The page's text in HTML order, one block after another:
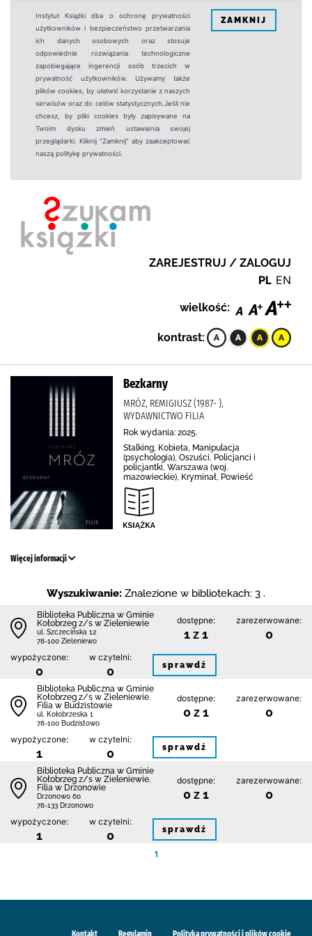
Instytut Książki dba o ochronę prywatności
użytkowników i bezpieczeństwo przetwarzania
ich danych osobowych oraz stosuje
odpowiednie rozwiązania technologiczne
zapobiegające ingerencji osób trzecich w
prywatność użytkowników. Używamy także
plików cookies, by ułatwić korzystanie z naszych
serwisów oraz do celów statystycznych.Jeśli nie
chcesz, by pliki cookies były zapisywane na
Twoim dysku zmień ustawienia swojej
przeglądarki. Kliknij "Zamknij" aby zaakceptować
naszą politykę prywatności.
ZAMKNIJ
ZAREJESTRUJ / ZALOGUJ
PL EN
wielkość:
kontrast:
Bezkarny
MRÓZ, REMIGIUSZ (1987- ),
WYDAWNICTWO FILIA
Rok wydania: 2025.
Stalking, Kobieta, Manipulacja
(psychologia), Oszuści, Policjanci i
policjantki, Warszawa (woj.
mazowieckie), Kryminał, Powieść
Więcej informacji
Wyszukiwanie: Znalezione w bibliotekach: 3 .
Biblioteka Publiczna w Gminie
Kołobrzeg z/s w Zieleniewie
ul. Szczecińska 12
78-100 Zieleniewo
dostępne:
1 z 1
zarezerwowane:
0
wypożyczone:
0
w czytelni:
0 sprawdź
Biblioteka Publiczna w Gminie
Kołobrzeg z/s w Zieleniewie.
Filia w Budzistowie
ul. Kołobrzeska 1
78-100 Budzistowo
dostępne:
0 z 1
zarezerwowane:
0
wypożyczone:
1
w czytelni:
0 sprawdź
Biblioteka Publiczna w Gminie
Kołobrzeg z/s w Zieleniewie.
Filia w Drzonowie
Drzonowo 60
78-133 Drzonowo
dostępne:
0 z 1
zarezerwowane:
0
wypożyczone:
1
w czytelni:
0 sprawdź
1
Kontakt Regulamin Polityka prywatności i plików cookie